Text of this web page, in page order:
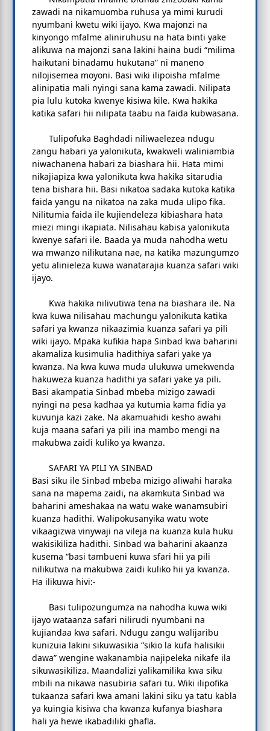
zawadi na nikamuomba ruhusa ya mimi kurudi
nyumbani kwetu wiki ijayo. Kwa majonzi na
kinyongo mfalme aliniruhusu na hata binti yake
alikuwa na majonzi sana lakini haina budi “milima
haikutani binadamu hukutana” ni maneno
nilojisemea moyoni. Basi wiki ilipoisha mfalme
alinipatia mali nyingi sana kama zawadi. Nilipata
pia lulu kutoka kwenye kisiwa kile. Kwa hakika
katika safari hii nilipata taabu na faida kubwasana.
Tulipofuka Baghdadi niliwaelezea ndugu
zangu habari ya yalonikuta, kwakweli waliniambia
niwachanena habari za biashara hii. Hata mimi
nikajiapiza kwa yalonikuta kwa hakika sitarudia
tena bishara hii. Basi nikatoa sadaka kutoka katika
faida yangu na nikatoa na zaka muda ulipo fika.
Nilitumia faida ile kujiendeleza kibiashara hata
miezi mingi ikapiata. Nilisahau kabisa yalonikuta
kwenye safari ile. Baada ya muda nahodha wetu
wa mwanzo nilikutana nae, na katika mazungumzo
yetu alinieleza kuwa wanatarajia kuanza safari wiki
ijayo.
Kwa hakika nilivutiwa tena na biashara ile. Na
kwa kuwa nilisahau machungu yalonikuta katika
safari ya kwanza nikaazimia kuanza safari ya pili
wiki ijayo. Mpaka kufikia hapa Sinbad kwa baharini
akamaliza kusimulia hadithiya safari yake ya
kwanza. Na kwa kuwa muda ulukuwa umekwenda
hakuweza kuanza hadithi ya safari yake ya pili.
Basi akampatia Sinbad mbeba mizigo zawadi
nyingi na pesa kadhaa ya kutumia kama fidia ya
kuvunja kazi zake. Na akamuahidi kesho awahi
kuja maana safari ya pili ina mambo mengi na
makubwa zaidi kuliko ya kwanza.
SAFARI YA PILI YA SINBAD
Basi siku ile Sinbad mbeba mizigo aliwahi haraka
sana na mapema zaidi, na akamkuta Sinbad wa
baharini ameshakaa na watu wake wanamsubiri
kuanza hadithi. Walipokusanyika watu wote
vikaagizwa vinywaji na vileja na kuanza kula huku
wakisikiliza hadithi. Sinbad wa baharini akaanza
kusema “basi tambueni kuwa sfari hii ya pili
nilikutwa na makubwa zaidi kuliko hii ya kwanza.
Ha ilikuwa hivi:-
Basi tulipozungumza na nahodha kuwa wiki
ijayo wataanza safari nilirudi nyumbani na
kujiandaa kwa safari. Ndugu zangu walijaribu
kunizuia lakini sikuwasikia “sikio la kufa halisikii
dawa” wengine wakanambia najipeleka nikafe ila
sikuwasikiliza. Maandalizi yalikamilika kwa siku
mbili na nikawa nasubiria safari tu. Wiki ilipofika
tukaanza safari kwa amani lakini siku ya tatu kabla
ya kuingia kisiwa cha kwanza kufanya biashara
hali ya hewe ikabadiliki ghafla.